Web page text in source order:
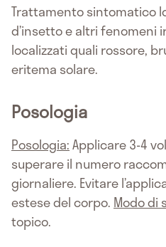
Trattamento sintomatico
d’insetto e altri fenomeni
localizzati quali rossore,
eritema solare.
Posologia
Posologia:Applicare 3-4
superare il numero
giornaliere. Evitare
estese del corpo. Modo di
topico.